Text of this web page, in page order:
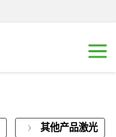
其他产品激光